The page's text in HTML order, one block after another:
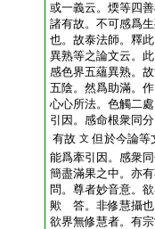
或一義云。煗等四
諸有故。不可感爲
也。故泰法師。釋
異熟等之論文云。
感色界五蘊異熟。
五陰。然爲助滿。
心心所法。色觸二
引因。感命根衆同
有故 文 但於今論等
能爲牽引因。感衆
簡盡滿果之中。亦
問。尊者妙音意。
歟 答。非修慧攝也
欲界無修慧者。有